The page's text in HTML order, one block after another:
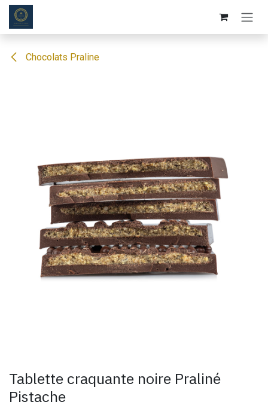
Se rendre au contenu
Chocolats Praline
Tablette craquante noire Praliné
Pistache